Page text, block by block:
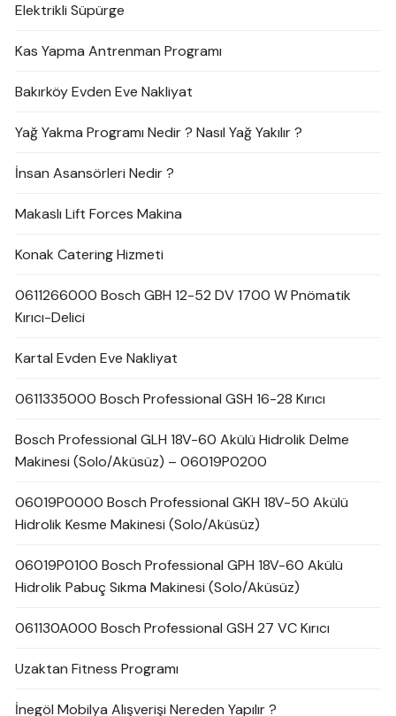
Elektrikli Süpürge
Kas Yapma Antrenman Programı
Bakırköy Evden Eve Nakliyat
Yağ Yakma Programı Nedir ? Nasıl Yağ Yakılır ?
İnsan Asansörleri Nedir ?
Makaslı Lift Forces Makina
Konak Catering Hizmeti
0611266000 Bosch GBH 12-52 DV 1700 W Pnömatik
Kırıcı-Delici
Kartal Evden Eve Nakliyat
0611335000 Bosch Professional GSH 16-28 Kırıcı
Bosch Professional GLH 18V-60 Akülü Hidrolik Delme
Makinesi (Solo/Aküsüz) – 06019P0200
06019P0000 Bosch Professional GKH 18V-50 Akülü
Hidrolik Kesme Makinesi (Solo/Aküsüz)
06019P0100 Bosch Professional GPH 18V-60 Akülü
Hidrolik Pabuç Sıkma Makinesi (Solo/Aküsüz)
061130A000 Bosch Professional GSH 27 VC Kırıcı
Uzaktan Fitness Programı
İnegöl Mobilya Alışverişi Nereden Yapılır ?